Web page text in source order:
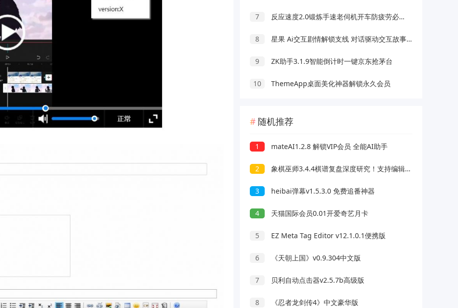
7 反应速度2.0锻炼手速老伺机开车防疲劳必备
8 星果 Ai交互剧情解锁支线 对话驱动交互故事剧情
9 ZK助手3.1.9智能倒计时一键京东抢茅台
10 ThemeApp桌面美化神器解锁永久会员
随机推荐
1 mateAI1.2.8 解锁VIP会员 全能AI助手
2 象棋巫师3.4.4棋谱复盘深度研究！支持编辑分析，助你突破瓶颈！
3 heibai弹幕v1.5.3.0 免费追番神器
4 天猫国际会员0.01开爱奇艺月卡
5 EZ Meta Tag Editor v12.1.0.1便携版
6 《天朝上国》v0.9.304中文版
7 贝利自动点击器v2.5.7b高级版
8 《忍者龙剑传4》中文豪华版